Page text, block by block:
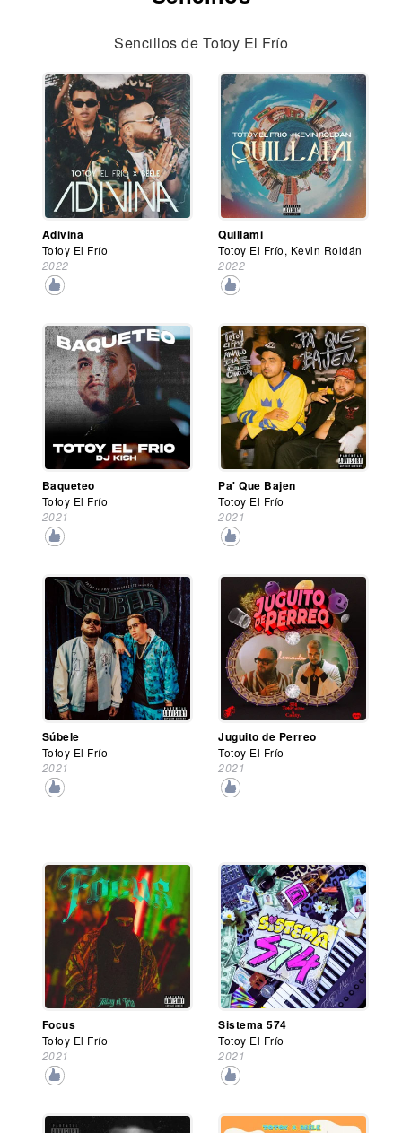
Sencillos de Totoy El Frío
Adivina
Totoy El Frío
2022
Quillami
Totoy El Frío, Kevin Roldán
2022
Baqueteo
Totoy El Frío
2021
Pa' Que Bajen
Totoy El Frío
2021
Súbele
Totoy El Frío
2021
Juguito de Perreo
Totoy El Frío
2021
Focus
Totoy El Frío
2021
Sistema 574
Totoy El Frío
2021